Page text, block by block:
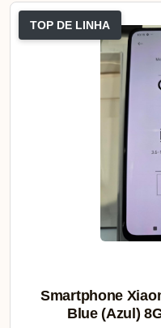
TOP DE LINHA
Smartphone
Blue (Azul)